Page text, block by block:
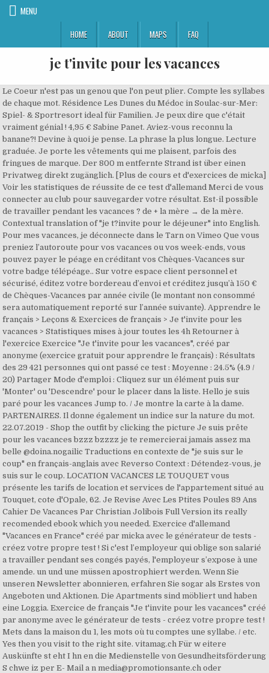
MENU
HOME
ABOUT MAPS FAQ
je t'invite pour les vacances
Le Coeur n'est pas un genou que l'on peut plier. Compte les syllabes
de chaque mot. Résidence Les Dunes du Médoc in Soulac-sur-Mer:
Spiel- & Sportresort ideal für Familien. Je peux dire que c'était
vraiment génial ! 4,95 € Sabine Panet. Aviez-vous reconnu la
banane?! Devine à quoi je pense. La phrase la plus longue. Lecture
graduée. Je porte les vêtements qui me plaisent, parfois des
fringues de marque. Der 800 m entfernte Strand ist über einen
Privatweg direkt zugänglich. [Plus de cours et d'exercices de micka]
Voir les statistiques de réussite de ce test d'allemand Merci de vous
connecter au club pour sauvegarder votre résultat. Est-il possible
de travailler pendant les vacances ? de + la mère → de la mère.
Contextual translation of "je t?invite pour le déjeuner" into English.
Pour mes vacances, je déconnecte dans le Tarn on Vimeo Que vous
preniez l’autoroute pour vos vacances ou vos week-ends, vous
pouvez payer le péage en créditant vos Chèques-Vacances sur
votre badge télépéage.. Sur votre espace client personnel et
sécurisé, éditez votre bordereau d’envoi et créditez jusqu’à 150 €
de Chèques-Vacances par année civile (le montant non consommé
sera automatiquement reporté sur l’année suivante). Apprendre le
français > Leçons & Exercices de français > Je t'invite pour les
vacances > Statistiques mises à jour toutes les 4h Retourner à
l'exercice Exercice "Je t'invite pour les vacances", créé par
anonyme (exercice gratuit pour apprendre le français) : Résultats
des 29 421 personnes qui ont passé ce test : Moyenne : 24.5% (4.9 /
20) Partager Mode d'emploi : Cliquez sur un élément puis sur
'Monter' ou 'Descendre' pour le placer dans la liste. Hello je suis
paré pour les vacances Jump to. / Je montre la carte à la dame.
PARTENAIRES. Il donne également un indice sur la nature du mot.
22.07.2019 - Shop the outfit by clicking the picture Je suis prête
pour les vacances bzzz bzzzz je te remercierai jamais assez ma
belle @doina.nogailic Traductions en contexte de "je suis sur le
coup" en français-anglais avec Reverso Context : Détendez-vous, je
suis sur le coup. LOCATION VACANCES LE TOUQUET vous
présente les tarifs de location et services de l'appartement situé au
Touquet, cote d'Opale, 62. Je Revise Avec Les Ptites Poules 89 Ans
Cahier De Vacances Par Christian Jolibois Full Version its really
recomended ebook which you needed. Exercice d'allemand
"Vacances en France" créé par micka avec le générateur de tests -
créez votre propre test ! Si c'est l’employeur qui oblige son salarié
a travailler pendant ses congés payés, l'employeur s’expose à une
amende. un und une müssen apostrophiert werden. Wenn Sie
unseren Newsletter abonnieren, erfahren Sie sogar als Erstes von
Angeboten und Aktionen. Die Apartments sind möbliert und haben
eine Loggia. Exercice de français "Je t'invite pour les vacances" créé
par anonyme avec le générateur de tests - créez votre propre test !
Mets dans la maison du 1, les mots où tu comptes une syllabe. / etc.
Yes then you visit to the right site. vitamag.ch Für w eitere
Auskünfte st eht I hn en die Medienstelle von Gesundheitsförderung
S chwe iz per E- Mail a n media@promotionsante.ch oder